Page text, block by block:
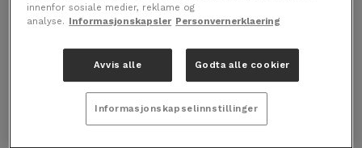
En god rensekrem ser de fleste kvinner nytten av,
det samme med en god fuktighetskrem.
Men fortsatt kan huden trenge ytterligere pleie i
form av et nærende ansiktsvann, slik at huden
innenfor sosiale medier, reklame og
analyse. Informasjonskapsler Personvernerklaering
Avvis alle Godta alle cookier
Informasjonskapselinnstillinger